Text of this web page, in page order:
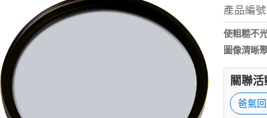
產品編
使粗糙不
圖像清晰
關聯
爸氣